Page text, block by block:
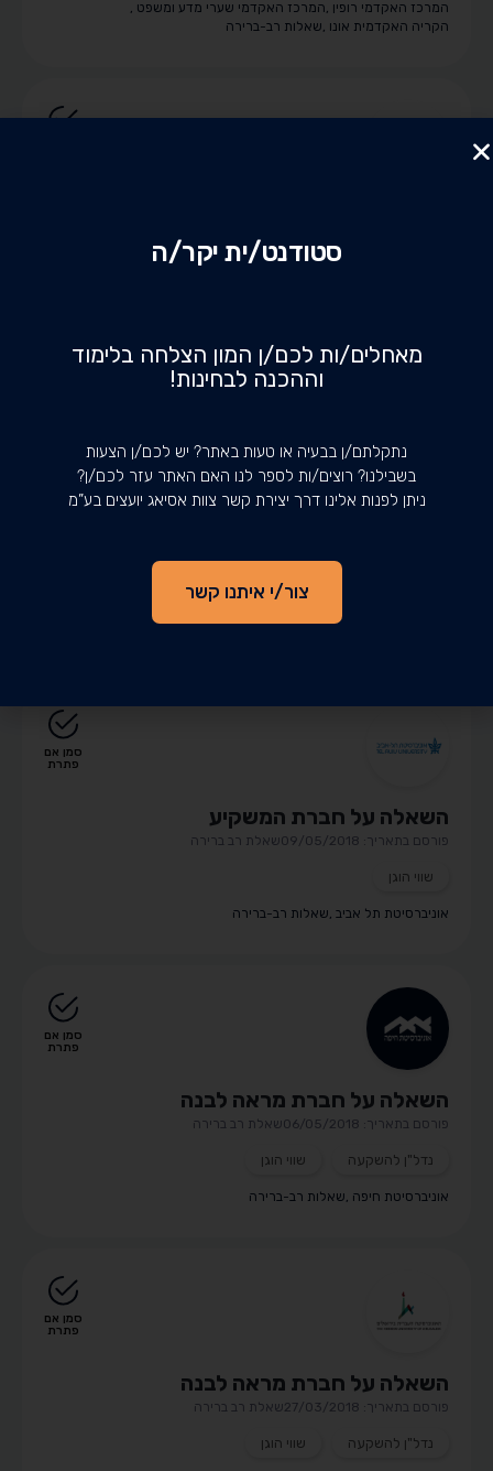
המרכז האקדמי רופין ,המרכז האקדמי שערי מדע ומשפט ,
הקריה האקדמית אונו ,שאלות רב-ברירה
שאלת רב ברירה
הקריה האקדמית אונו,שאלות רב-ברירה
שאלה פתוחה
סמן אם
השאלה על חברת המשקיע
פורסם בתאריך: 09/05/2018 שאלת רב ברירה
שווי הוגן
אוניברסיטת תל אביב ,שאלות רב-ברירה
סמן אם
פתרת
השאלה על חברת מראה לבנה
פורסם בתאריך: 06/05/2018 שאלת רב ברירה
נדל"ן להשקעה שווי הוגן
אוניברסיטת חיפה ,שאלות רב-ברירה
סמן אם
פתרת
השאלה על חברת מראה לבנה
פורסם בתאריך: 27/03/2018 שאלת רב ברירה
נדל"ן להשקעה שווי הוגן
סמן אם
פתרת
סטודנט/ית יקר/ה
מאחלים/ות לכם/ן המון הצלחה בלימוד
וההכנה לבחינות!
נתקלתם/ן בבעיה או טעות באתר? יש לכם/ן הצעות
בשבילנו? רוצים/ות לספר לנו האם האתר עזר לכם/ן?
ניתן לפנות אלינו דרך יצירת קשר צוות אסיאג יועצים בע”מ
צור/י איתנו קשר